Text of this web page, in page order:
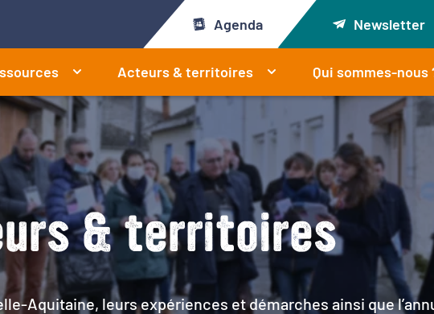
Agenda Newsletter
Acteurs & territoires Qui sommes-nous
& territoires
Aquitaine, leurs expériences et démarches ainsi que